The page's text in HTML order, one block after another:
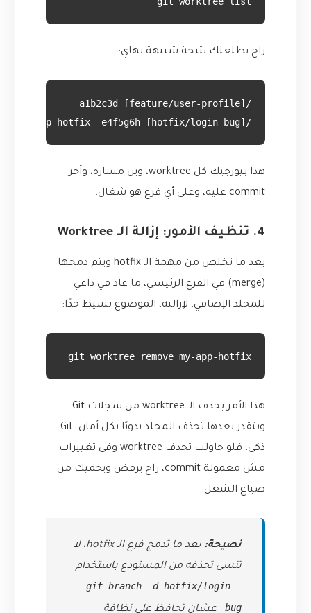
راح يطلعلك نتيجة شبيهة بهاي:
/path/to/my-app-hotfix  e4f5g6h [hotfix/login-bug]
هذا بيورجيك كل worktree، وين مساره، وآخر
commit عليه، وعلى أي فرع هو شغال.
4. تنظيف الأمور: إزالة الـ Worktree
بعد ما تخلص من مهمة الـ hotfix ويتم دمجها
(merge) في الفرع الرئيسي، ما عاد في داعي
للمجلد الإضافي. لإزالته، الموضوع بسيط جدًا:
git worktree remove my-app-hotfix
هذا الأمر بحذف الـ worktree من سجلات Git
وبتقدر بعدها تحذف المجلد يدويًا بكل أمان. Git
ذكي، فلو حاولت تحذف worktree وفي تغييرات
مش معمولة commit، راح يرفض ويحميك من
ضياع الشغل.
نصيحة:
بعد ما تدمج فرع الـ hotfix، لا
تنسى تحذفه من المستودع باستخدام
git branch -d hotfix/login-
bug
عشان تحافظ على نظافة